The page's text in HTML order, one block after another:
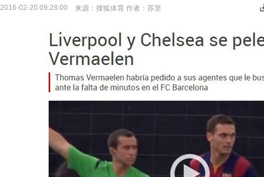
2016-02-20 09:28:00 来源： 搜狐体育 作者：苏里